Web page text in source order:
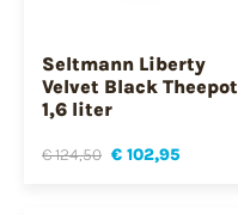
Seltmann Liberty
Velvet Black Theepot
1,6 liter
€ 124,50 € 102,95